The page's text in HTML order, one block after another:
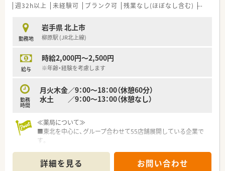
週32h以上 未経験可 ブランク可 残業なし(ほぼなし含む) 転勤な
勤務地
岩手県 北上市
柳原駅 (JR北上線)
給与
時給2,000円～2,500円
※年齢・経験を考慮します
勤務
時間
月火木金／9：00～18：00（休憩60分）
水土 ／9：00～13：00（休憩なし）
≪薬局について≫
■東北を中心に、グループ合わせて55店舗展開している企業で
す。
家の方に対しても手当がございます。
■高い有給消化率で、メリハリをつけてご就業いただける環境が
詳細を見る お問い合わせ